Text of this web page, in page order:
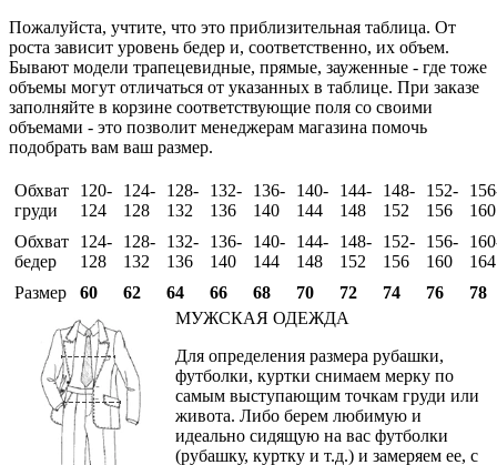
Пожалуйста, учтите, что это приблизительная таблица. От
роста зависит уровень бедер и, соответственно, их объем.
Бывают модели трапецевидные, прямые, зауженные - где тоже
объемы могут отличаться от указанных в таблице. При заказе
заполняйте в корзине соответствующие поля со своими
объемами - это позволит менеджерам магазина помочь
подобрать вам ваш размер.
Обхват
груди
120-
124
124-
128
128-
132
132-
136
136-
140
140-
144
144-
148
148-
152
152-
156
160
Обхват
бедер
124-
128
128-
132
132-
136
136-
140
140-
144
144-
148
148-
152
152-
156
156-
160
164
Размер
60 62 64 66 68 70 72 74 76
78
МУЖСКАЯ ОДЕЖДА
Для определения размера рубашки,
футболки, куртки снимаем мерку по
самым выступающим точкам груди или
живота. Либо берем любимую и
идеально сидящую на вас футболки
(рубашку, куртку и т.д.) и замеряем ее, с